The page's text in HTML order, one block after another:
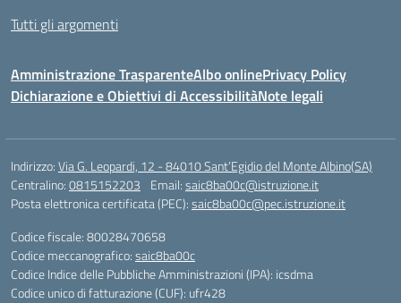
Tutti gli argomenti
Amministrazione TrasparenteAlbo onlinePrivacy Policy
Dichiarazione e Obiettivi di AccessibilitàNote legali
Indirizzo:Via G. Leopardi, 12 - 84010 Sant’Egidio del Monte Albino(SA)
Centralino:0815152203 Email:saic8ba00c@istruzione.it
Posta elettronica certificata (PEC):saic8ba00c@pec.istruzione.it
Codice fiscale: 80028470658
Codice meccanografico:saic8ba00c
Codice Indice delle Pubbliche Amministrazioni (IPA): icsdma
Codice unico di fatturazione (CUF): ufr428